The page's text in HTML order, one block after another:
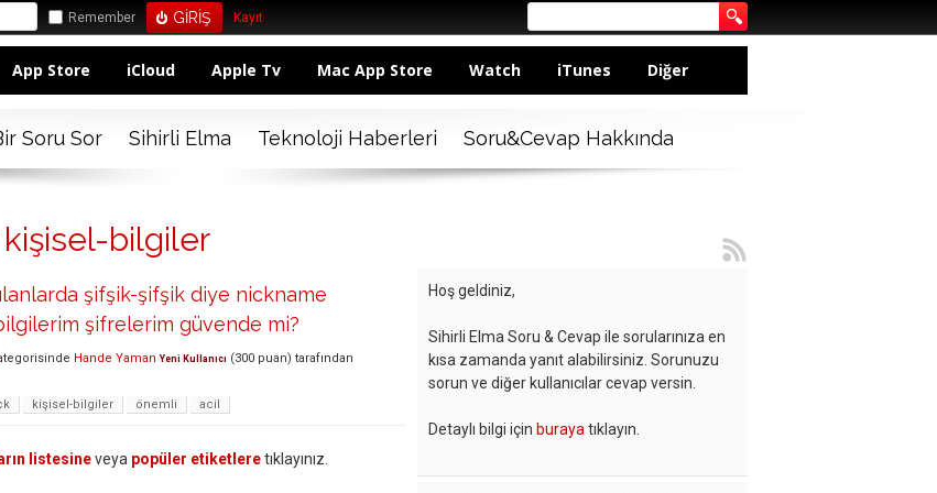
Remember Kayıt
App Store iCloud Apple Tv Mac App Store Watch iTunes Diğer
Soru Sor Sihirli Elma Teknoloji Haberleri Soru&Cevap Hakkında
bilgiler
şifşik-şifşik diye nickname
şifrelerim güvende mi?
Hande Yaman Yeni Kullanıcı (300 puan) tarafından
kişisel-bilgiler önemli acil
listesineveya popüler etiketleretıklayınız.
Hoş geldiniz,
Sihirli Elma Soru & Cevap ile sorularınıza en
kısa zamanda yanıt alabilirsiniz. Sorunuzu
sorun ve diğer kullanıcılar cevap versin.
Detaylı bilgi için buraya tıklayın.